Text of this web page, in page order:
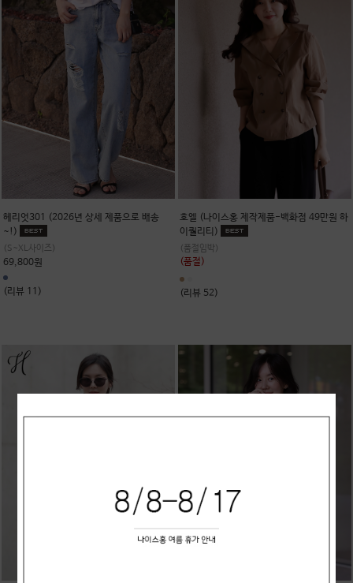
헤리엇301 (2026년 상세 제품으로 배송
~!)
(S~XL사이즈)
69,800원
(리뷰 11)
호엘 (나이스홍 제작제품-백화점 49만원 하
이퀄리티)
(품절임박)
(품절)
(리뷰 52)